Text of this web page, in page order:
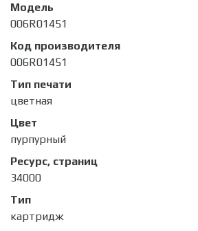
Модель
006R01451
Код производителя
006R01451
Тип печати
цветная
Цвет
пурпурный
Ресурс, страниц
34000
Тип
картридж